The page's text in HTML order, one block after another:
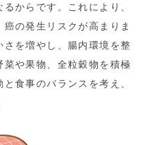
からです。これにより、
の発生リスクが高まりま
を増やし、腸内環境を整
や果物、全粒穀物を積極
食事のバランスを考え、